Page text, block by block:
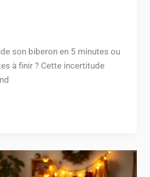
son biberon en 5 minutes ou
à finir ? Cette incertitude